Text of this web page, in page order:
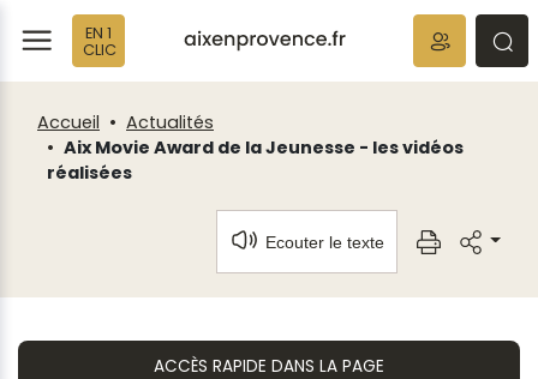
EN 1
CLIC
Accueil
Actualités
Aix Movie Award de la Jeunesse - les vidéos
réalisées
Ecouter le texte
ACCÈS RAPIDE DANS LA PAGE
Fenêtre
de
chat
Panneau de gestion des cookies